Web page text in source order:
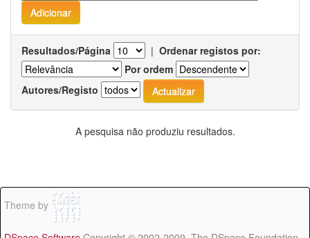
Resultados/Página | Ordenar registos por:
Por ordem
Autores/Registo
A pesquisa não produziu resultados.
Theme by